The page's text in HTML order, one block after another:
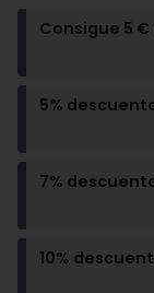
Consigue 5
5%
7%
10%